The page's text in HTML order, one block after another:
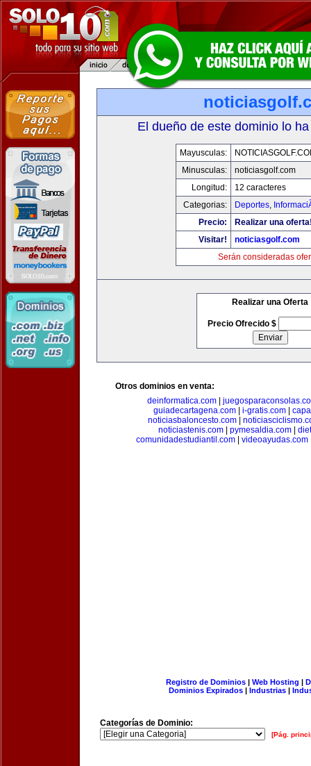
El dueño de este dominio lo
Mayusculas:
Minusculas:
noticiasgolf.com
Longitud:
12 caracteres
Categorias:
Deportes,
Precio:
Realizar una
Visitar!
noticiasgolf.com
Serán consideradas
Realizar una Oferta
Precio Ofrecido $
Otros dominios en venta:
deinformatica.com
guiadecartagena.com| i-gratis.com|
noticiasbaloncesto.com
noticiastenis.com
pymesaldia.com
comunidadestudiantil.com| videoayudas.com
Registro de Dominios| Web Hosting |
Dominios Expirados | Industrias |
Categorías de Dominio:
[Pág.